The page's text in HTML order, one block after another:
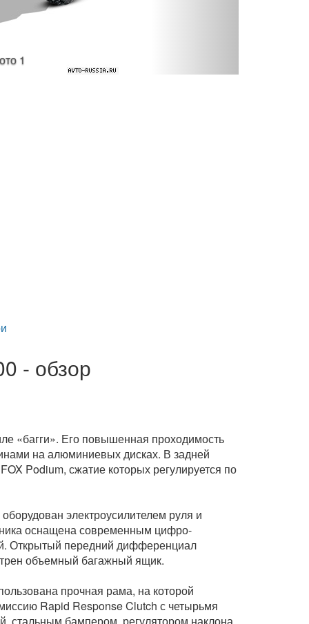
1
- обзор
«багги». Его повышенная проходимость
на алюминиевых дисках. В задней
Podium, сжатие которых регулируется по
электроусилителем руля и
оснащена современным цифро-
Открытый передний дифференциал
объемный багажный ящик.
прочная рама, на которой
Rapid Response Clutch с четырьмя